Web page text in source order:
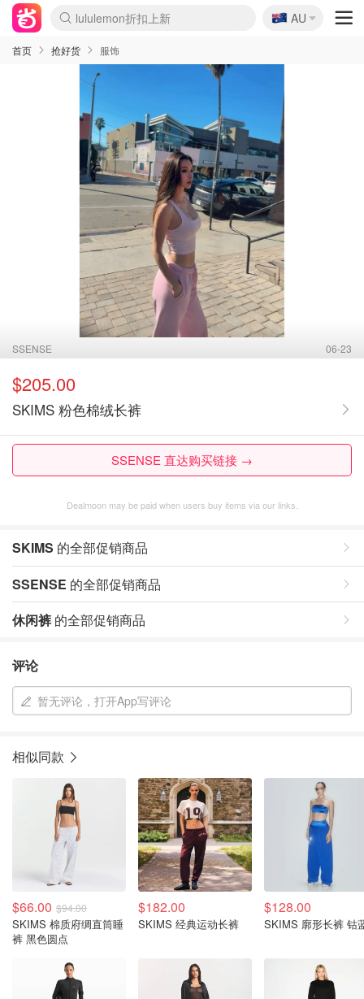
lululemon折扣上新
Sasa美妆护肤3.5折
SSENSE年中2.5折
FreshBeauty好价汇总
Cettire降价+叠9折
WWS Coles超市实拍
viagogo二手票捡漏
Myer超级周末
The Outnet奢牌1折起
David Jones 3折起
Flannels大牌1折
Perfumes Club护肤1折
AMIRO面罩$251
Amazon折扣汇总
eToro入金$200送$50
Amazon数码好物
ICONIC本周7.5折
ThedoubleF高奢地板价
Moose Knuckles 6折
丝芙兰5折起
EUFY摄像头$98
Selenichast首饰2折
Trip机票酒店促销
YSL送5件彩妆礼
Amazon家居好物
Amazon美妆护肤
雅漾大喷$8
过敏原检测盒$33
伊索独家赠50ml沐浴露
科颜氏高保湿面霜$29
SEALIFE海洋馆门票6折
丝塔芙大白罐$16
订阅Newsletter送香薰
Cult Beauty 6.8折
Harrods圣诞日历$525
LN-CC奢牌私促3折
d'Alba空姐喷雾$16
EVE LOM套装£56
Bernardelli独家4折
Adore Beauty 6折起
CT圣诞日历
Mytheresa奢品2.7折
Luxury Escapes 9折
Currentbody美容仪$881
MOON Garden Live
Roborock扫地机$649
Tingo Life水杯$24
Valentino官网5折
CR洗护套装$23
修丽可4件套$159
Myer彩妆2件7折
GANNI官网4.5折
Stylevana韩妆4折
Tessabit高奢8.5折
OGX洗发水$11
Amazon阿德莱德次日达
卡诗8.5折+赠礼
Philips Hue灯具8折
🇦🇺
AU
首页 抢好货 服饰
SSENSE 06-23
$205.00
SKIMS 粉色棉绒长裤
SSENSE 直达购买链接 →
Dealmoon may be paid when users buy items via our links.
SKIMS 的全部促销商品
SSENSE 的全部促销商品
休闲裤 的全部促销商品
评论
暂无评论，打开App写评论
相似同款
$66.00 $94.00
SKIMS 棉质府绸直筒睡
裤 黑色圆点
$182.00
SKIMS 经典运动长裤
$128.00
SKIMS 廓形长裤 钴